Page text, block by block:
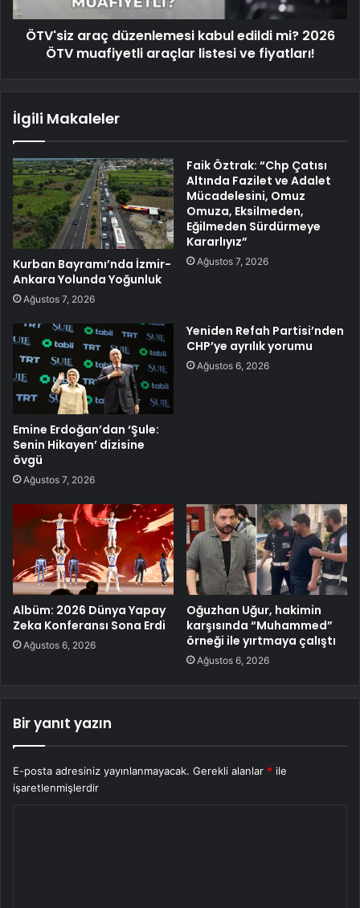
ÖTV'siz araç düzenlemesi kabul edildi mi? 2026
ÖTV muafiyetli araçlar listesi ve fiyatları!
İlgili Makaleler
Kurban Bayramı’nda İzmir-
Ankara Yolunda Yoğunluk
Ağustos 7, 2026
Faik Öztrak: “Chp Çatısı
Altında Fazilet ve Adalet
Mücadelesini, Omuz
Omuza, Eksilmeden,
Eğilmeden Sürdürmeye
Kararlıyız”
Ağustos 7, 2026
Emine Erdoğan’dan ‘Şule:
Senin Hikayen’ dizisine
övgü
Ağustos 7, 2026
Yeniden Refah Partisi’nden
CHP’ye ayrılık yorumu
Ağustos 6, 2026
Albüm: 2026 Dünya Yapay
Zeka Konferansı Sona Erdi
Ağustos 6, 2026
Oğuzhan Uğur, hakimin
karşısında “Muhammed”
örneği ile yırtmaya çalıştı
Ağustos 6, 2026
Bir yanıt yazın
E-posta adresiniz yayınlanmayacak. Gerekli alanlar * ile
işaretlenmişlerdir